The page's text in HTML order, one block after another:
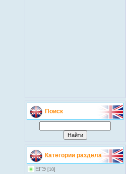
Поиск
Категории раздела
EГЭ [10]